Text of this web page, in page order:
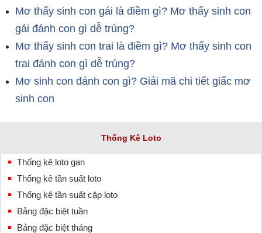
Mơ thấy sinh con gái là điềm gì? Mơ thấy sinh con
gái đánh con gì dễ trúng?
Mơ thấy sinh con trai là điềm gì? Mơ thấy sinh con
trai đánh con gì dễ trúng?
Mơ sinh con đánh con gì? Giải mã chi tiết giấc mơ
sinh con
Thống Kê Loto
Thống kê loto gan
Thống kê tần suất loto
Thống kê tần suất cặp loto
Bảng đặc biệt tuần
Bảng đặc biệt tháng